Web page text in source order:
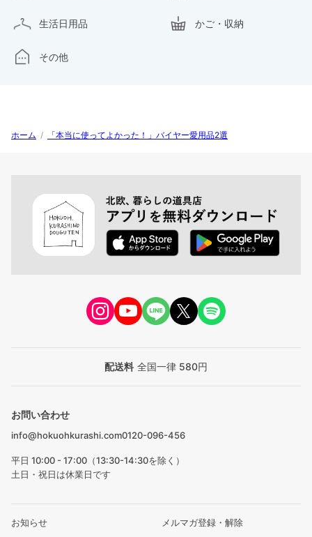
生活日用品 かご・収納
その他
ホーム / 「本当に使ってよかった！」バイヤー愛用品2選
配送料 全国一律 580円
お問い合わせ
info@hokuohkurashi.com0120-096-456
平日 10:00 - 17:00（13:30-14:30を除く）
土日・祝日は休業日です
お知らせ メルマガ登録・解除